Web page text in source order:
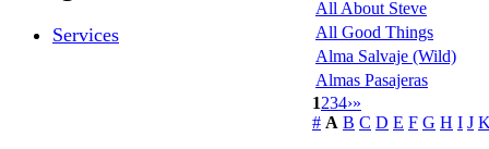
Services
All About Steve
All Good Things
Alma Salvaje (Wild)
Almas Pasajeras
1234›»
# A B C D E F G H I J